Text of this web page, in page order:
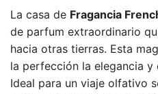
La casa de Fragancia
de parfum extraordinario
hacia otras tierras. Esta
la perfección la elegancia
Ideal para un viaje olfativo